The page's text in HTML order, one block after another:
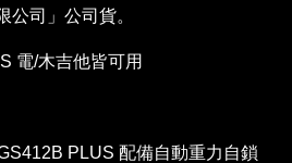
公司」公司貨。
電/木吉他皆可用
PLUS 配備自動重力自鎖